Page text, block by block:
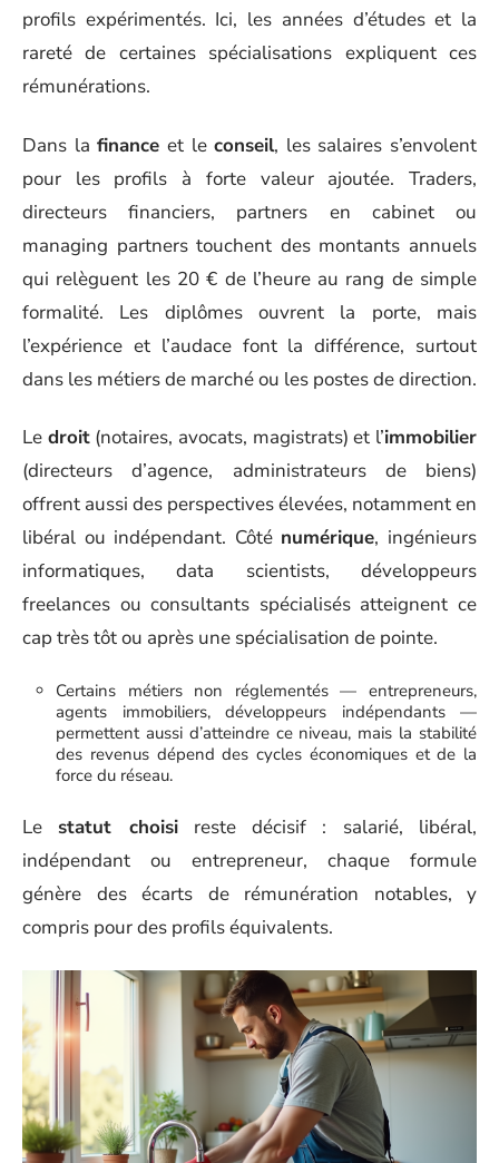
profils expérimentés. Ici, les années d’études et la
rareté de certaines spécialisations expliquent ces
rémunérations.
Dans lafinance et leconseil, les salaires s’envolent
pour les profils à forte valeur ajoutée. Traders,
directeurs financiers, partners en cabinet ou
managing partners touchent des montants annuels
qui relèguent les 20 € de l’heure au rang de simple
formalité. Les diplômes ouvrent la porte, mais
l’expérience et l’audace font la différence, surtout
dans les métiers de marché ou les postes de direction.
Le droit(notaires, avocats, magistrats) et l’immobilier
(directeurs d’agence, administrateurs de biens)
offrent aussi des perspectives élevées, notamment en
libéral ou indépendant. Côté numérique, ingénieurs
informatiques, data scientists, développeurs
freelances ou consultants spécialisés atteignent ce
cap très tôt ou après une spécialisation de pointe.
Certains métiers non réglementés — entrepreneurs,
agents immobiliers, développeurs indépendants —
permettent aussi d’atteindre ce niveau, mais la stabilité
des revenus dépend des cycles économiques et de la
force du réseau.
Le statut choisireste décisif : salarié, libéral,
indépendant ou entrepreneur, chaque formule
génère des écarts de rémunération notables, y
compris pour des profils équivalents.